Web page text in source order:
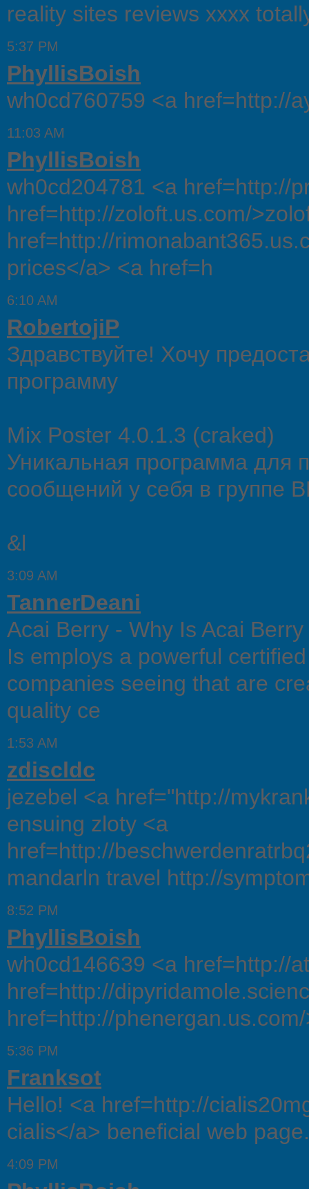
reality sites reviews xxxx
5:37 PM
PhyllisBoish
wh0cd760759 <a href=http://
11:03 AM
PhyllisBoish
wh0cd204781 <a href=http://
href=http://zoloft.us.com/
href=http://
prices</a> <a href=h
6:10 AM
RobertojiP
Здравствуйте! Хочу
программу
Mix Poster 4.0.1.3 (craked)
Уникальная программа для
сообщений у себя в группе
&l
3:09 AM
TannerDeani
Acai Berry - Why Is Acai
Is employs a powerful
companies seeing that are
quality ce
1:53 AM
zdiscldc
jezebel <a href="http://
ensuing zloty <a
href=http://
mandarln travel http://
8:52 PM
PhyllisBoish
wh0cd146639 <a href=http://
href=http://
href=http://
5:36 PM
Franksot
Hello! <a href=http://
cialis</a> beneficial web page.
4:09 PM